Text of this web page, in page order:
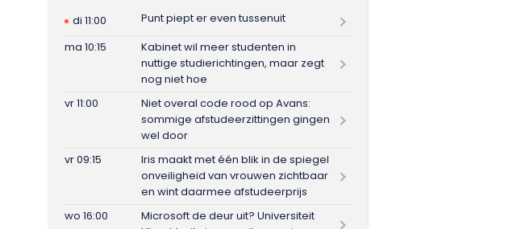
di 11:00
Punt piept er even tussenuit
ma 10:15
Kabinet wil meer studenten in
nuttige studierichtingen, maar zegt
nog niet hoe
vr 11:00
Niet overal code rood op Avans:
sommige afstudeerzittingen gingen
wel door
vr 09:15
Iris maakt met één blik in de spiegel
onveiligheid van vrouwen zichtbaar
en wint daarmee afstudeerprijs
wo 16:00
Microsoft de deur uit? Universiteit